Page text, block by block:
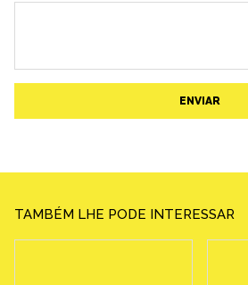
ENVIAR
TAMBÉM LHE PODE INTERESSAR